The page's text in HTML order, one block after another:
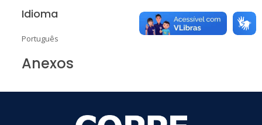
Idioma
Português
Anexos